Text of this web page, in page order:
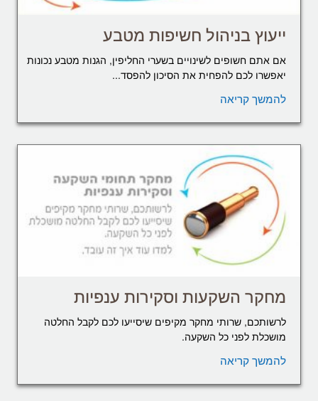
ייעוץ בניהול חשיפות מטבע
אם אתם חשופים לשינויים בשערי החליפין, הגנות מטבע נכונות
יאפשרו לכם להפחית את הסיכון להפסד...
להמשך קריאה
מחקר השקעות וסקירות ענפיות
לרשותכם, שרותי מחקר מקיפים שיסייעו לכם לקבל החלטה
מושכלת לפני כל השקעה.
להמשך קריאה